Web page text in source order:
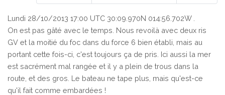
Lundi 28/10/2013 17:00 UTC 30:09.970N 014:56.702W .
On est pas gâté avec le temps. Nous revoilà avec deux ris
GV et la moitié du foc dans du force 6 bien établi, mais au
portant cette fois-ci, c'est toujours ça de pris. Ici aussi la mer
est sacrément mal rangée et il y a plein de trous dans la
route, et des gros. Le bateau ne tape plus, mais qu'est-ce
qu'il fait comme embardées !